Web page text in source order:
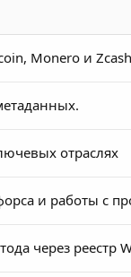
Monero и Zcash
отраслях
и работы с
через реестр